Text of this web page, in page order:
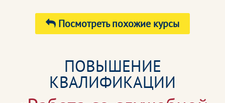
Посмотреть похожие курсы
ПОВЫШЕНИЕ
КВАЛИФИКАЦИИ